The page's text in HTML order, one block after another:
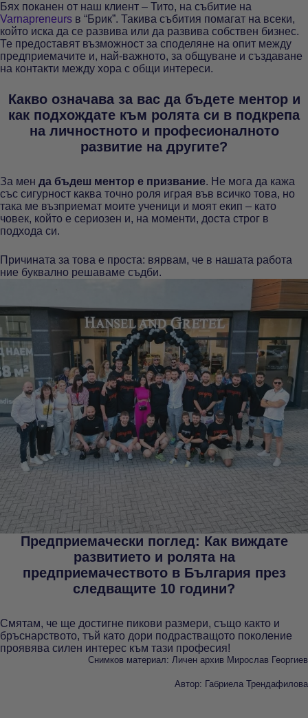
Бях поканен от наш клиент – Тито, на събитие на
Varnapreneurs в “Брик”. Такива събития помагат на всеки,
който иска да се развива или да развива собствен бизнес.
Те предоставят възможност за споделяне на опит между
предприемачите и, най-важното, за общуване и създаване
на контакти между хора с общи интереси.
Какво означава за вас да бъдете ментор и
как подхождате към ролята си в подкрепа
на личностното и професионалното
развитие на другите?
За мен да бъдеш ментор е призвание. Не мога да кажа
със сигурност каква точно роля играя във всичко това, но
така ме възприемат моите ученици и моят екип – като
човек, който е сериозен и, на моменти, доста строг в
подхода си.
Причината за това е проста: вярвам, че в нашата работа
ние буквално решаваме съдби.
Предприемачески поглед: Как виждате
развитието и ролята на
предприемачеството в България през
следващите 10 години?
Смятам, че ще достигне пикови размери, също както и
бръснарството, тъй като дори подрастващото поколение
проявява силен интерес към тази професия!
Снимков материал: Личен архив Мирослав Георгиев
Автор: Габриела Трендафилова